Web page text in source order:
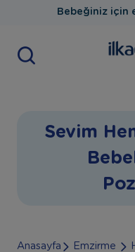
Bebeğiniz için
Sevim
Anasayfa Emzirme